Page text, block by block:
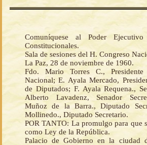
Comuníquese al Poder
Constitucionales.
Sala de sesiones del H. Congreso
La Paz, 28 de noviembre de 1960.
Fdo. Mario Torres C.,
Nacional; E. Ayala Mercado,
de Diputados; F. Ayala Requena.,
Alberto Lavadenz, Senador
Muñoz de la Barra., Diputado
Mollinedo., Diputado Secretario.
POR TANTO: La promulgo para que
como Ley de la República.
Palacio de Gobierno en la ciudad